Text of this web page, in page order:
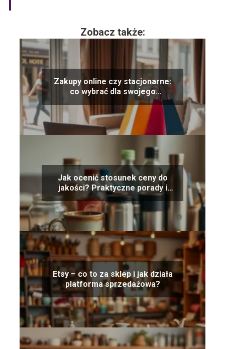
Zobacz także:
Zakupy online czy stacjonarne:
co wybrać dla swojego
komfortu?
Jak ocenić stosunek ceny do
jakości? Praktyczne porady i
wskazówki
Etsy – co to za sklep i jak działa
platforma sprzedażowa?